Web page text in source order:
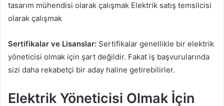
tasarım mühendisi olarak çalışmak Elektrik satış temsilcisi
olarak çalışmak
Sertifikalar ve Lisanslar: Sertifikalar genellikle bir elektrik
yöneticisi olmak için şart değildir. Fakat iş başvurularında
sizi daha rekabetçi bir aday haline getirebilirler.
Elektrik Yöneticisi Olmak İçin